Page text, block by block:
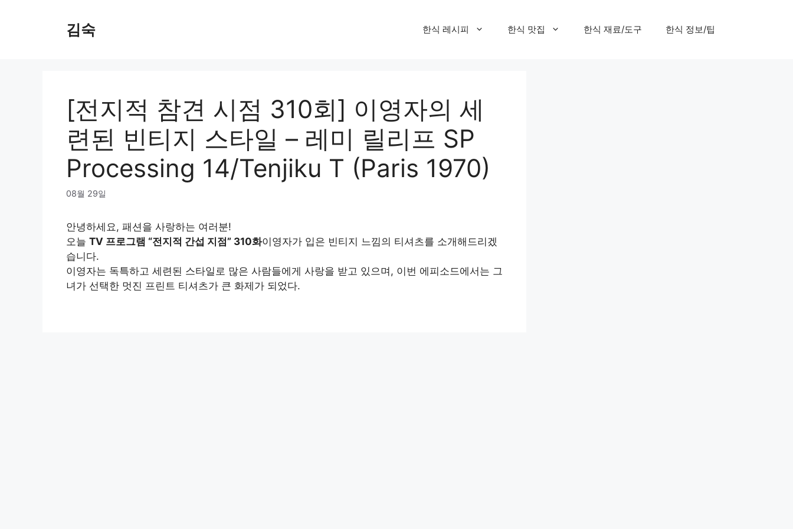
김숙 한식 레시피 한식 맛집 한식 재료/도구 한식 정보/팁
[전지적 참견 시점 310회] 이영자의 세
련된 빈티지 스타일 – 레미 릴리프 SP
Processing 14/Tenjiku T (Paris 1970)
08월 29일
안녕하세요, 패션을 사랑하는 여러분!
오늘 TV 프로그램 “전지적 간섭 지점” 310화이영자가 입은 빈티지 느낌의 티셔츠를 소개해드리겠
습니다.
이영자는 독특하고 세련된 스타일로 많은 사람들에게 사랑을 받고 있으며, 이번 에피소드에서는 그
녀가 선택한 멋진 프린트 티셔츠가 큰 화제가 되었다.